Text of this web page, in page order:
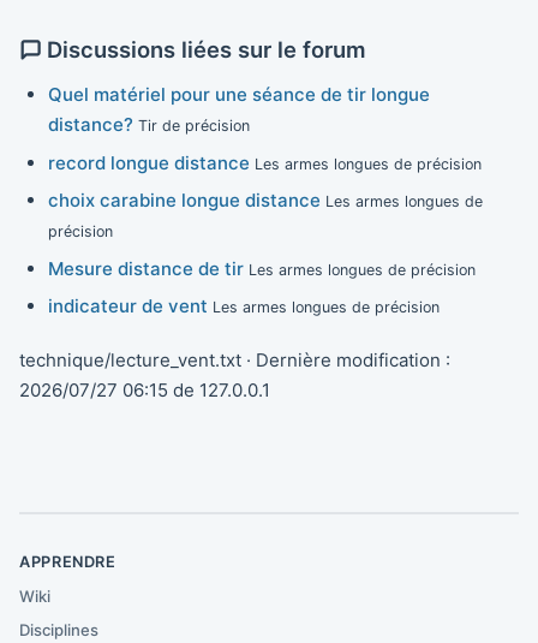
Discussions liées sur le forum
Quel matériel pour une séance de tir longue
distance? Tir de précision
record longue distance Les armes longues de précision
choix carabine longue distance Les armes longues de
précision
Mesure distance de tir Les armes longues de précision
indicateur de vent Les armes longues de précision
technique/lecture_vent.txt · Dernière modification :
2026/07/27 06:15 de 127.0.0.1
APPRENDRE
Wiki
Disciplines